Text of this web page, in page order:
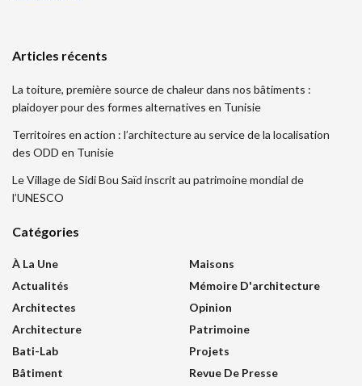
Articles récents
La toiture, première source de chaleur dans nos bâtiments :
plaidoyer pour des formes alternatives en Tunisie
Territoires en action : l’architecture au service de la localisation
des ODD en Tunisie
Le Village de Sidi Bou Saïd inscrit au patrimoine mondial de
l’UNESCO
Catégories
À La Une
Actualités
Architectes
Architecture
Bati-Lab
Bâtiment
Maisons
Mémoire D'architecture
Opinion
Patrimoine
Projets
Revue De Presse